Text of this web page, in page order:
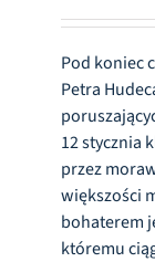
Centrum
Pliki do pobrania
Miejsce nauki
Dziedzictwo
Pod koniec
Petra
12 stycznia
przez
większości
bohaterem
któremu